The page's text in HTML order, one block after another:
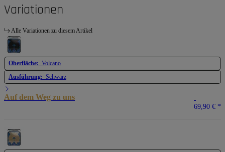
Variationen
Alle Variationen zu diesem Artikel
Oberfläche: Volcano
Ausführung: Schwarz
Auf dem Weg zu uns
69,90 € *